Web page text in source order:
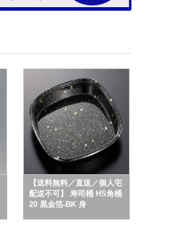
【送料無料／直送／個人宅
配送不可】 寿司桶 HS角桶
20 黒金箔-BK 身